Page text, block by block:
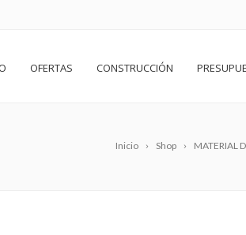
OFERTAS CONSTRUCCIÓN
Inicio Shop MATERIAL